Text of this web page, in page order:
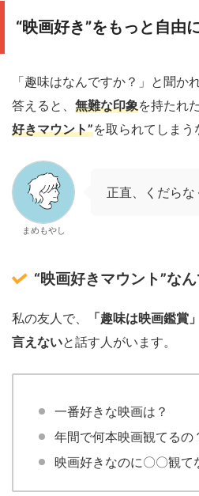
“映画好き”をもっと自由
「趣味はなんですか？」と聞か
答えると、 無難な印象を持たれ
好きマウント”を取られてしまう
まめもやし
正直、くだらな
“映画好きマウント”な
私の友人で、
「趣味は映画鑑賞
言えないと話す人がいます。
一番好きな映画は？
年間で何本映画観てるの
映画好きなのに〇〇観て